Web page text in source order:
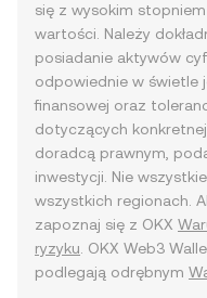
się z wysokim
wartości. Należy
posiadanie aktywów
odpowiednie w świetle
finansowej oraz
dotyczących
doradcą prawnym,
inwestycji. Nie
wszystkich regionach.
zapoznaj się z OKX
ryzyku . OKX Web3
podlegają odrębnym